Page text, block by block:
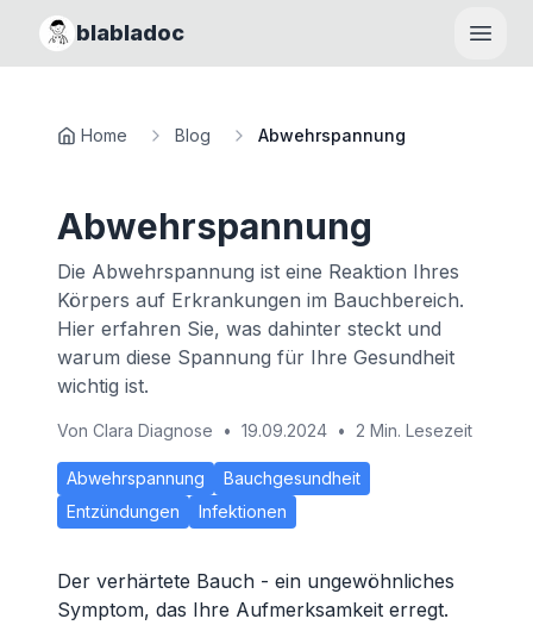
blabladoc
Home Blog Abwehrspannung
Abwehrspannung
Die Abwehrspannung ist eine Reaktion Ihres
Körpers auf Erkrankungen im Bauchbereich.
Hier erfahren Sie, was dahinter steckt und
warum diese Spannung für Ihre Gesundheit
wichtig ist.
Von Clara Diagnose • 19.09.2024 • 2 Min. Lesezeit
Abwehrspannung
Bauchgesundheit
Entzündungen
Infektionen
Der verhärtete Bauch - ein ungewöhnliches
Symptom, das Ihre Aufmerksamkeit erregt.